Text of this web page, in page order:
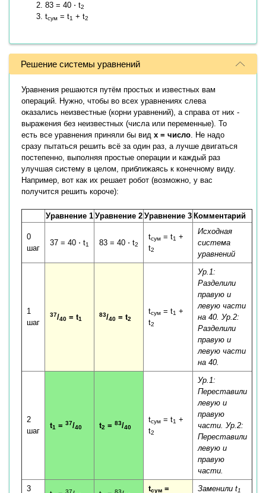
83 = 40 ⋅ t2
tсум = t1 + t2
Решение системы уравнений
Уравнения решаются путём простых и известных вам
операций. Нужно, чтобы во всех уравнениях слева
оказались неизвестные (корни уравнений), а справа от них -
выражения без неизвестных (числа или переменные). То
есть все уравнения приняли бы вид x = число. Не надо
сразу пытаться решить всё за один раз, а лучше двигаться
постепенно, выполняя простые операции и каждый раз
улучшая систему в целом, приближаясь к конечному виду.
Например, вот как их решает робот (возможно, у вас
получится решить короче):
Уравнение 1 Уравнение 2 Уравнение 3 Комментарий
0
шаг
37 = 40 ⋅ t1 83 = 40 ⋅ t2
tсум = t1 +
t2
Исходная
система
уравнений
1
шаг
37/40 = t1
83/40 = t2
tсум = t1 +
t2
Ур.1:
Разделили
правую и
левую части
на 40. Ур.2:
Разделили
правую и
левую части
на 40.
2
шаг
t1 = 37/40 t2 = 83/40
tсум = t1 +
t2
Ур.1:
Переставили
левую и
правую
части. Ур.2:
Переставили
левую и
правую
части.
3
37 83 tсум = Заменили t1